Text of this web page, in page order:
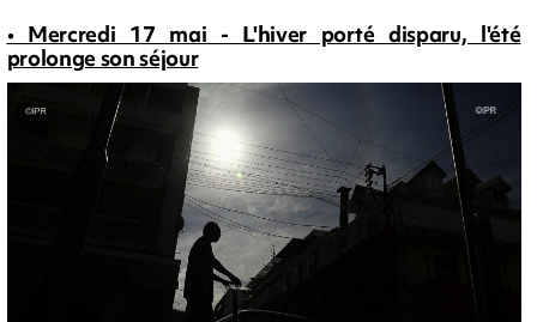
• Mercredi 17 mai - L'hiver porté disparu, l'été
prolonge son séjour